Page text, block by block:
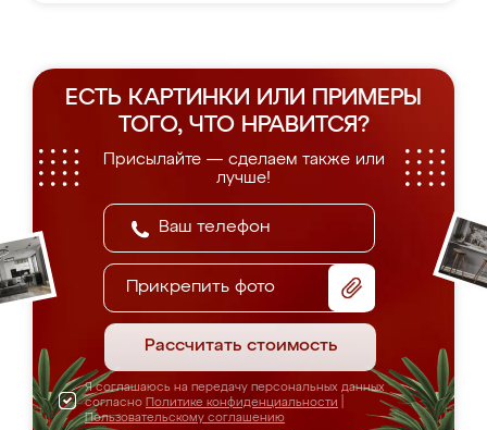
ЕСТЬ КАРТИНКИ ИЛИ ПРИМЕРЫ
ТОГО, ЧТО НРАВИТСЯ?
Присылайте — сделаем также или
лучше!
Прикрепить фото
Рассчитать стоимость
Я соглашаюсь на передачу персональных данных
согласно Политике конфиденциальности
Пользовательскому соглашению